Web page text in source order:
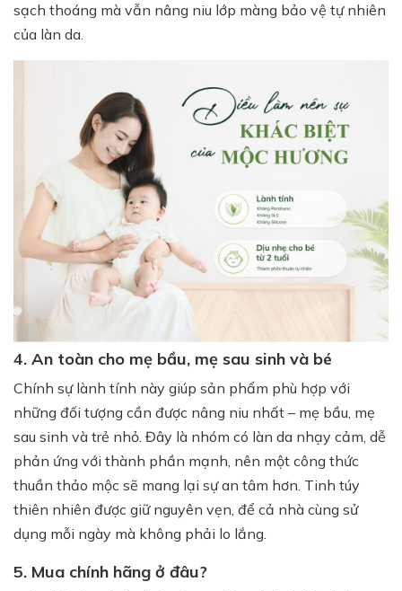
sạch thoáng mà vẫn nâng niu lớp màng bảo vệ tự nhiên
của làn da.
4. An toàn cho mẹ bầu, mẹ sau sinh và bé
Chính sự lành tính này giúp sản phẩm phù hợp với
những đối tượng cần được nâng niu nhất – mẹ bầu, mẹ
sau sinh và trẻ nhỏ. Đây là nhóm có làn da nhạy cảm, dễ
phản ứng với thành phần mạnh, nên một công thức
thuần thảo mộc sẽ mang lại sự an tâm hơn. Tinh túy
thiên nhiên được giữ nguyên vẹn, để cả nhà cùng sử
dụng mỗi ngày mà không phải lo lắng.
5. Mua chính hãng ở đâu?